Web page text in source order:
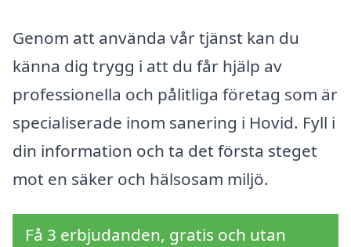
Genom att använda vår tjänst kan du
känna dig trygg i att du får hjälp av
professionella och pålitliga företag som är
specialiserade inom sanering i Hovid. Fyll i
din information och ta det första steget
mot en säker och hälsosam miljö.
Få 3 erbjudanden, gratis och utan